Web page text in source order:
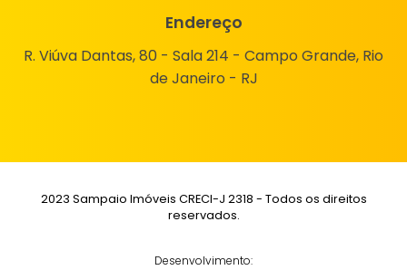
Endereço
R. Viúva Dantas, 80 - Sala 214 - Campo Grande, Rio
de Janeiro - RJ
2023 Sampaio Imóveis CRECI-J 2318 - Todos os direitos
reservados.
Desenvolvimento: